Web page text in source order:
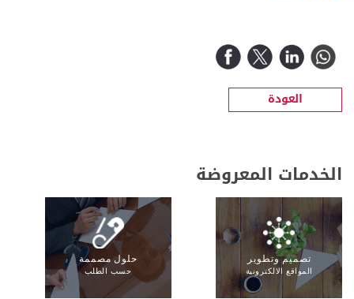
العودة
الخدمات المعروضة
تصميم وتطوير
المواقع الالكترونية
حلول مصممة
حسب الطلب